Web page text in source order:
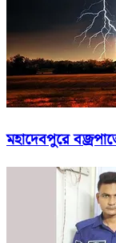
মহাদেবপুরে